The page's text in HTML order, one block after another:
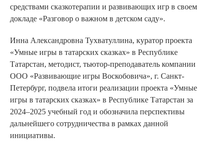
средствами сказкотерапии и развивающих игр в своем
докладе «Разговор о важном в детском саду».
Инна Александровна Тухватуллина, куратор проекта
«Умные игры в татарских сказках» в Республике
Татарстан, методист, тьютор-преподаватель компании
ООО «Развивающие игры Воскобовича», г. Санкт-
Петербург, подвела итоги реализации проекта «Умные
игры в татарских сказках» в Республике Татарстан за
2024–2025 учебный год и обозначила перспективы
дальнейшего сотрудничества в рамках данной
инициативы.